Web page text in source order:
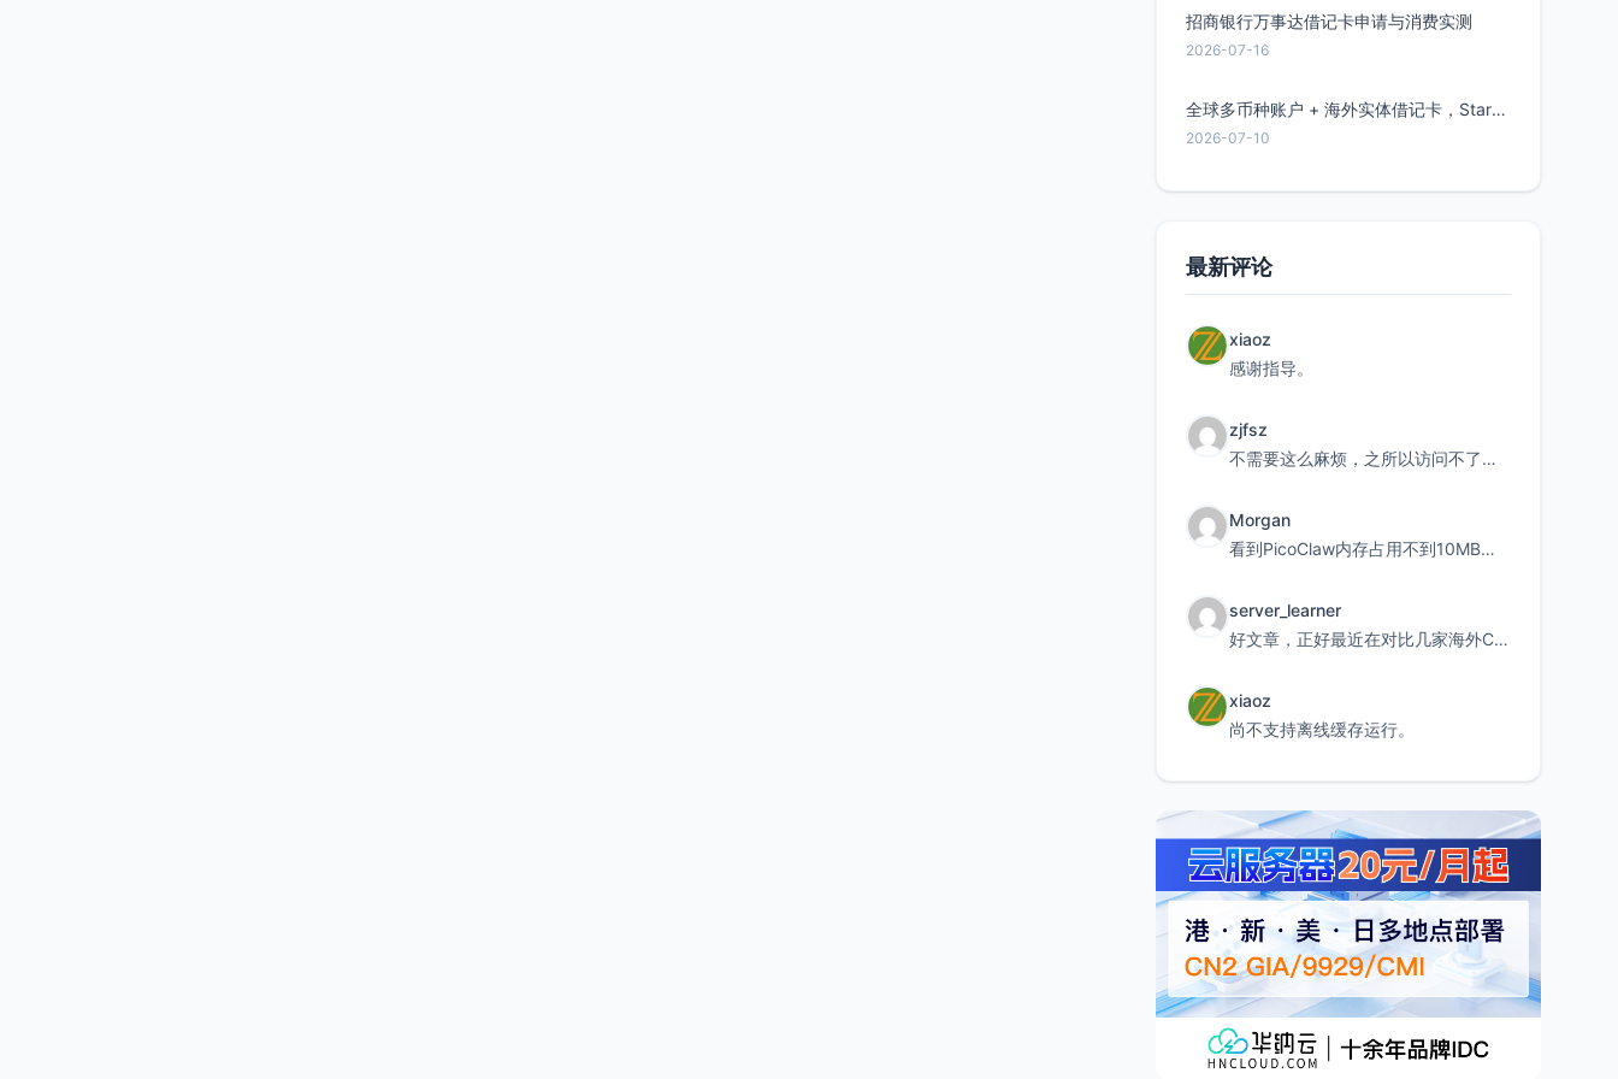
招商银行万事达借记卡申请与消费实测
2026-07-16
全球多币种账户 + 海外实体借记卡，Starryblu开户教程与注意事项
2026-07-10
最新评论
xiaoz
感谢指导。
zjfsz
不需要这么麻烦，之所以访问不了，是由于非对称路由的问题，在爱快主路由添加一条静态路由192.168.
Morgan
看到PicoClaw内存占用不到10MB这个数据真的很惊喜，确实很适合我这种想用旧设备折腾AI的小白
server_learner
好文章，正好最近在对比几家海外CDN。文中提到CF免费版不支持自定义回源端口和HOST这个痛点太真实
xiaoz
尚不支持离线缓存运行。